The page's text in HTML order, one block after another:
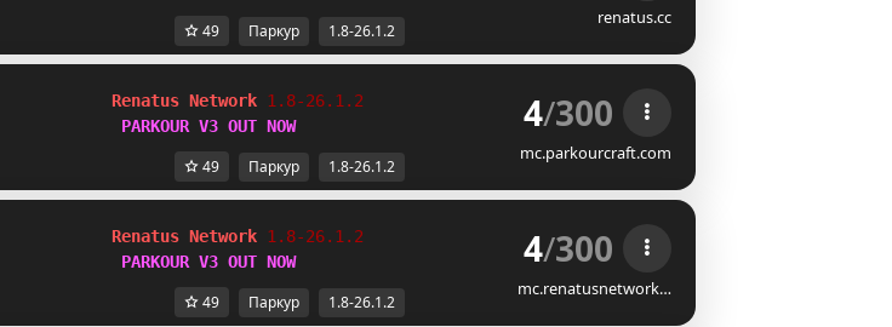
renatus.cc
49 Паркур 1.8-26.1.2
Renatus Network 1.8-26.1.2
PARKOUR V3 OUT NOW
4/300
mc.parkourcraft.com
49 Паркур 1.8-26.1.2
Renatus Network 1.8-26.1.2
PARKOUR V3 OUT NOW
4/300
mc.renatusnetwork…
49 Паркур 1.8-26.1.2